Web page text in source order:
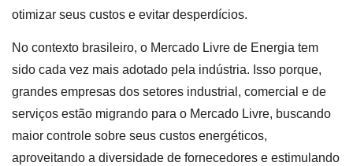
otimizar seus custos e evitar desperdícios.
No contexto brasileiro, o Mercado Livre de Energia tem
sido cada vez mais adotado pela indústria. Isso porque,
grandes empresas dos setores industrial, comercial e de
serviços estão migrando para o Mercado Livre, buscando
maior controle sobre seus custos energéticos,
aproveitando a diversidade de fornecedores e estimulando